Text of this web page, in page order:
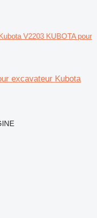
V2203 KUBOTA pour
excavateur Kubota